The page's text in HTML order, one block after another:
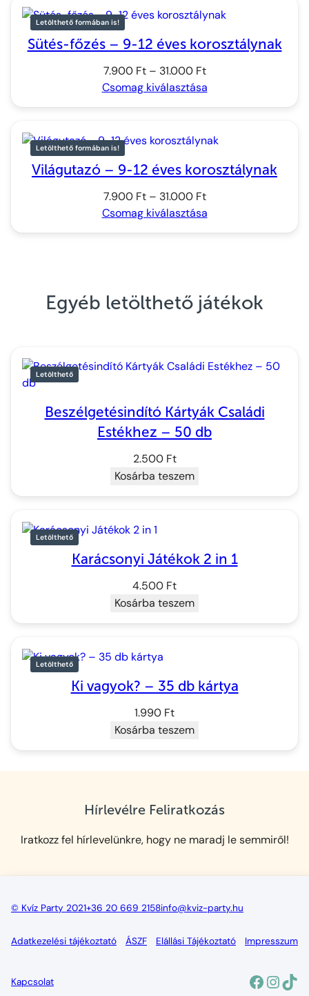
Letölthető formában is!
Sütés-főzés – 9-12 éves korosztálynak
7.900 Ft – 31.000 FtÁrtartomány:
7.900 Ft
Csomag kiválasztása
Letölthető formában is!
Világutazó – 9-12 éves korosztálynak
7.900 Ft – 31.000 FtÁrtartomány:
7.900 Ft
Csomag kiválasztása
Egyéb letölthető játékok
Letölthető
Beszélgetésindító Kártyák Családi
Estékhez – 50 db
2.500 Ft
Kosárba teszem
Letölthető
Karácsonyi Játékok 2 in 1
4.500 Ft
Kosárba teszem
Letölthető
Ki vagyok? – 35 db kártya
1.990 Ft
Kosárba teszem
Hírlevélre Feliratkozás
Iratkozz fel hírlevelünkre, hogy ne maradj le semmiről!
© Kvíz Party 2021+36 20 669 2158info@kviz-party.hu
Adatkezelési tájékoztató ÁSZF Elállási Tájékoztató Impresszum
Kapcsolat